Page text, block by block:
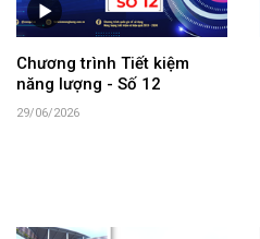
Chương trình Tiết kiệm
năng lượng - Số 12
29/06/2026